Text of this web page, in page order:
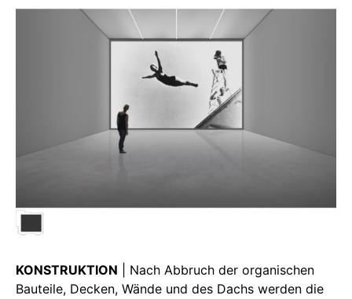
KONSTRUKTION | Nach Abbruch der organischen
Bauteile, Decken, Wände und des Dachs werden die